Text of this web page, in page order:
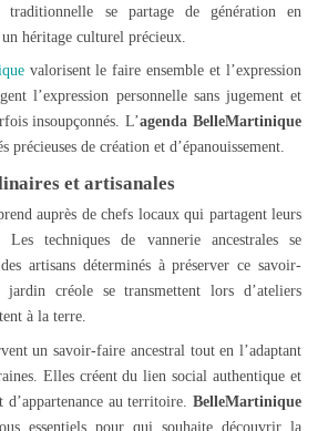
traditionnelle se partage de génération en
héritage culturel précieux.
valorisent le faire ensemble et l’expression
l’expression personnelle sans jugement et
insoupçonnés. L’agenda BelleMartinique
précieuses de création et d’épanouissement.
et artisanales
auprès de chefs locaux qui partagent leurs
Les techniques de vannerie ancestrales se
artisans déterminés à préserver ce savoir-
créole se transmettent lors d’ateliers
à la terre.
un savoir-faire ancestral tout en l’adaptant
Elles créent du lien social authentique et
au territoire. BelleMartinique
essentiels pour qui souhaite découvrir la